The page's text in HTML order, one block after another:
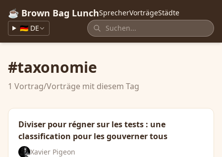
☕ Brown Bag LunchSprecherVorträgeStädte
🇩🇪 DE
#taxonomie
1 Vortrag/Vorträge mit diesem Tag
Diviser pour régner sur les tests : une
classification pour les gouverner tous
Xavier Pigeon